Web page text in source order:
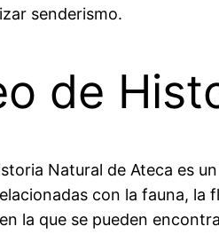
senderismo.
de
Natural de Ateca es
con la fauna, la
la que se pueden